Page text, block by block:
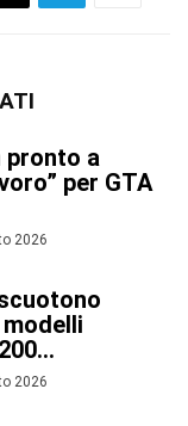
pronto a
per GTA
2026
modelli
2026